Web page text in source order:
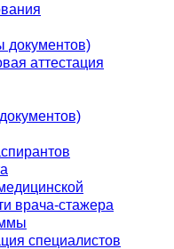
документов)
аттестация
врача-стажера
специалистов